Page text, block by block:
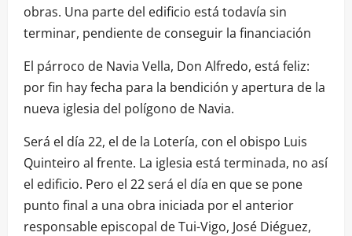
obras. Una parte del edificio está todavía sin
terminar, pendiente de conseguir la financiación
El párroco de Navia Vella, Don Alfredo, está feliz:
por fin hay fecha para la bendición y apertura de la
nueva iglesia del polígono de Navia.
Será el día 22, el de la Lotería, con el obispo Luis
Quinteiro al frente. La iglesia está terminada, no así
el edificio. Pero el 22 será el día en que se pone
punto final a una obra iniciada por el anterior
responsable episcopal de Tui-Vigo, José Diéguez,